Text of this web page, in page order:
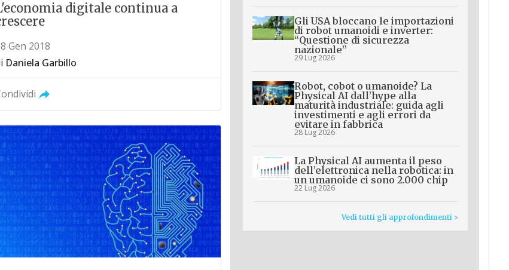
digitale continua a
Gen 2018
Daniela Garbillo
Gli USA bloccano le importazioni
di robot umanoidi e inverter:
“Questione di sicurezza
nazionale”
29 Lug 2026
Robot, cobot o umanoide? La
Physical AI dall’hype alla
maturità industriale: guida agli
investimenti e agli errori da
evitare in fabbrica
28 Lug 2026
La Physical AI aumenta il peso
dell’elettronica nella robotica: in
un umanoide ci sono 2.000 chip
22 Lug 2026
Vedi tutti gli approfondimenti >